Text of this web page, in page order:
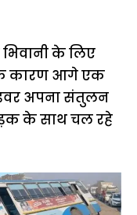
के लिए
के कारण आगे एक
अपना संतुलन
के साथ चल रहे